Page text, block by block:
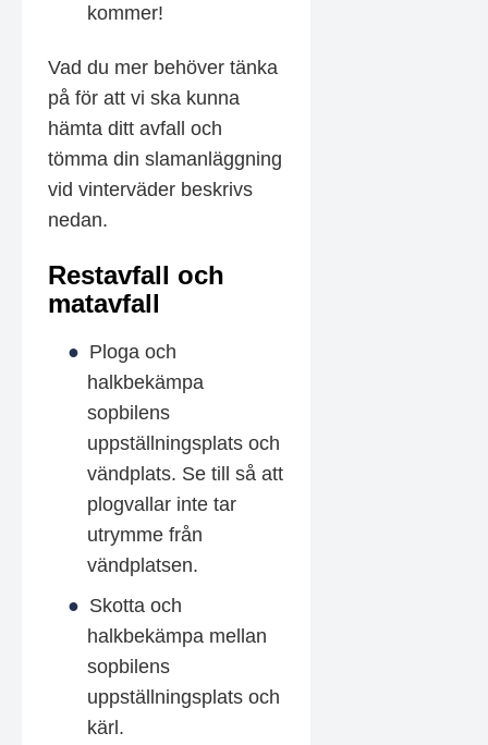
kommer!
Vad du mer behöver tänka
på för att vi ska kunna
hämta ditt avfall och
tömma din slamanläggning
vid vinterväder beskrivs
nedan.
Restavfall och
matavfall
Ploga och
halkbekämpa
sopbilens
uppställningsplats och
vändplats. Se till så att
plogvallar inte tar
utrymme från
vändplatsen.
Skotta och
halkbekämpa mellan
sopbilens
uppställningsplats och
kärl.